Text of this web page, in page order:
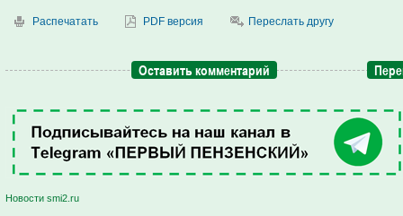
Распечатать PDF версия Переслать другу
Оставить комментарий
Новости smi2.ru